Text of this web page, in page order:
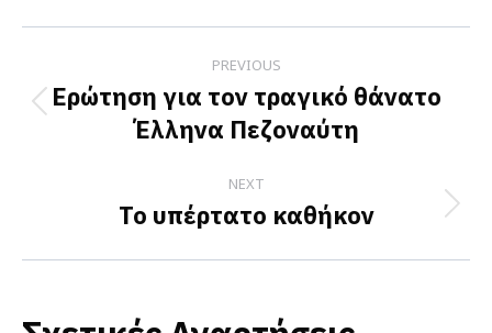
Facebook
X
LinkedIn
navigation
PREVIOUS
Previous
post:
Ερώτηση για τον τραγικό θάνατο
Έλληνα Πεζοναύτη
NEXT
Next
Το υπέρτατο καθήκον